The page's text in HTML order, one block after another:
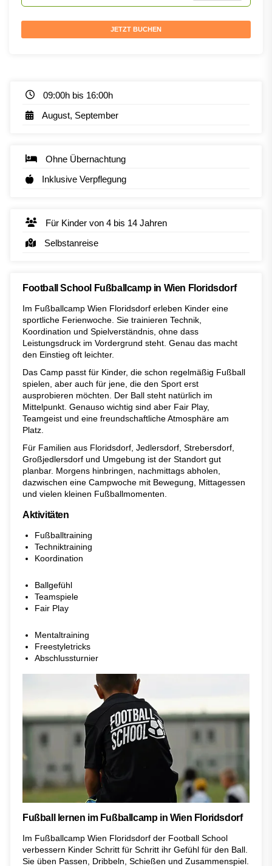
JETZT BUCHEN
09:00h bis 16:00h
August, September
Ohne Übernachtung
Inklusive Verpflegung
Für Kinder von 4 bis 14 Jahren
Selbstanreise
Football School Fußballcamp in Wien Floridsdorf
Im Fußballcamp Wien Floridsdorf erleben Kinder eine
sportliche Ferienwoche. Sie trainieren Technik,
Koordination und Spielverständnis, ohne dass
Leistungsdruck im Vordergrund steht. Genau das macht
den Einstieg oft leichter.
Das Camp passt für Kinder, die schon regelmäßig Fußball
spielen, aber auch für jene, die den Sport erst
ausprobieren möchten. Der Ball steht natürlich im
Mittelpunkt. Genauso wichtig sind aber Fair Play,
Teamgeist und eine freundschaftliche Atmosphäre am
Platz.
Für Familien aus Floridsdorf, Jedlersdorf, Strebersdorf,
Großjedlersdorf und Umgebung ist der Standort gut
planbar. Morgens hinbringen, nachmittags abholen,
dazwischen eine Campwoche mit Bewegung, Mittagessen
und vielen kleinen Fußballmomenten.
Aktivitäten
Fußballtraining
Techniktraining
Koordination
Ballgefühl
Teamspiele
Fair Play
Mentaltraining
Freestyletricks
Abschlussturnier
Fußball lernen im Fußballcamp in Wien Floridsdorf
Im Fußballcamp Wien Floridsdorf der Football School
verbessern Kinder Schritt für Schritt ihr Gefühl für den Ball.
Sie üben Passen, Dribbeln, Schießen und Zusammenspiel.